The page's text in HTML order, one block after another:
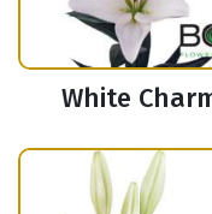
White